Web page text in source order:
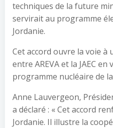
techniques de la future
servirait au programme
Jordanie.
Cet accord ouvre la voie
entre AREVA et la JAEC
programme nucléaire de
Anne Lauvergeon,
a déclaré : « Cet accord
Jordanie. Il illustre la